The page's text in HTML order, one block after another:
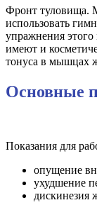
Фронт туловища.
использовать
упражнения
имеют и
тонуса в мышцах
Основные
Показания для
опущение
ухудшение
дискинезия